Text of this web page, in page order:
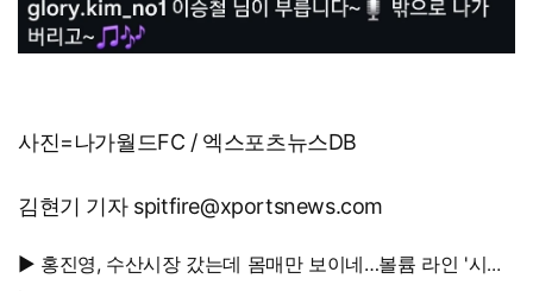
사진=나가월드FC / 엑스포츠뉴스DB
김현기 기자 spitfire@xportsnews.com
▶ 홍진영, 수산시장 갔는데 몸매만 보이네…볼륨 라인 '시선